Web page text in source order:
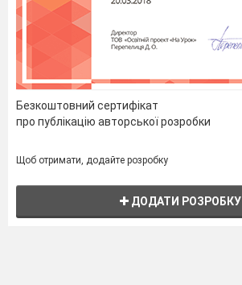
Безкоштовний сертифікат
про публікацію авторської розробки
Щоб отримати, додайте розробку
ДОДАТИ РОЗРОБКУ